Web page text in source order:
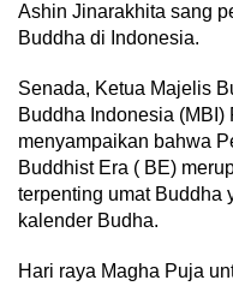
Ashin Jinarakhita sang
Buddha di Indonesia.
Senada, Ketua Majelis
Buddha Indonesia
menyampaikan bahwa
Buddhist Era ( BE)
terpenting umat Buddha
kalender Budha.
Hari raya Magha Puja